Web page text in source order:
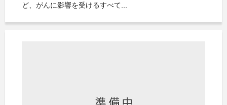
ど、がんに影響を受けるすべて...